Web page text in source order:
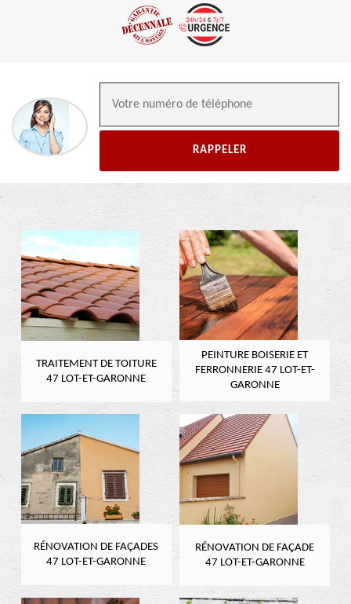
TRAITEMENT DE TOITURE
47 LOT-ET-GARONNE
PEINTURE BOISERIE ET
FERRONNERIE 47 LOT-ET-
GARONNE
RÉNOVATION DE FAÇADES
47 LOT-ET-GARONNE
RÉNOVATION DE FAÇADE
47 LOT-ET-GARONNE